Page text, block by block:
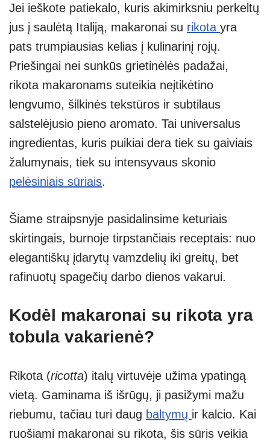
at
s
A
p
p
p
e
e
gr
a
m
er ss
e
n
g
er
ar
e
Jei ieškote patiekalo, kuris akimirksniu perkeltų
jus į saulėtą Italiją, makaronai su rikota yra
pats trumpiausias kelias į kulinarinį rojų.
Priešingai nei sunkūs grietinėlės padažai,
rikota makaronams suteikia neįtikėtino
lengvumo, šilkinės tekstūros ir subtilaus
salstelėjusio pieno aromato. Tai universalus
ingredientas, kuris puikiai dera tiek su gaiviais
žalumynais, tiek su intensyvaus skonio
pelėsiniais sūriais.
Šiame straipsnyje pasidalinsime keturiais
skirtingais, burnoje tirpstančiais receptais: nuo
elegantiškų įdarytų vamzdelių iki greitų, bet
rafinuotų spagečių darbo dienos vakarui.
Kodėl makaronai su rikota yra
tobula vakarienė?
Rikota (ricotta) italų virtuvėje užima ypatingą
vietą. Gaminama iš išrūgų, ji pasižymi mažu
riebumu, tačiau turi daug baltymų ir kalcio. Kai
ruošiami makaronai su rikota, šis sūris veikia